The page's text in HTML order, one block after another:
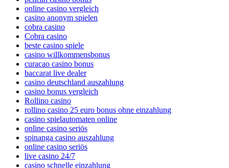
online casino vergleich
casino anonym spielen
cobra casino
Cobra casino
beste casino spiele
casino willkommensbonus
curacao casino bonus
baccarat live dealer
casino deutschland auszahlung
casino bonus vergleich
Rollino casino
rollino casino 25 euro bonus ohne einzahlung
casino spielautomaten online
online casino seriös
spinanga casino auszahlung
online casino seriös
live casino 24/7
casino schnelle einzahlung